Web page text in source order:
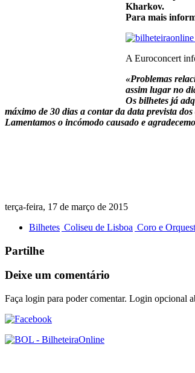
Kharkov.
Para mais
A Euroconcert
«Problemas
assim lugar no
Os bilhetes já
máximo de 30 dias a contar da data prevista
Lamentamos o incómodo causado e
terça-feira, 17 de março de 2015
Bilhetes Coliseu de Lisboa Coro e
Partilhe
Deixe um comentário
Faça login para poder comentar. Login opcional